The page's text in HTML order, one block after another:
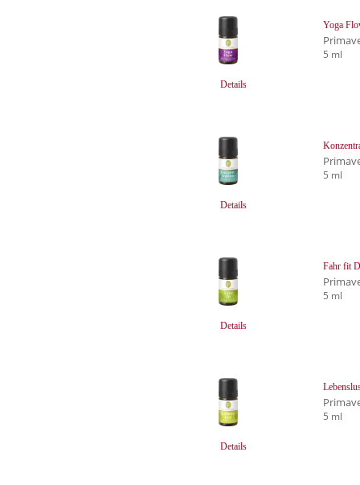
Details
Yoga
5 ml
Details
5 ml
Details
Fahr fit
5 ml
Details
5 ml